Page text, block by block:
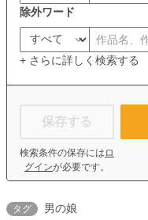
除外ワード
+ さらに詳しく検索する
保存する
検索条件の保存には ロ
グインが必要です。
タグ 男の娘